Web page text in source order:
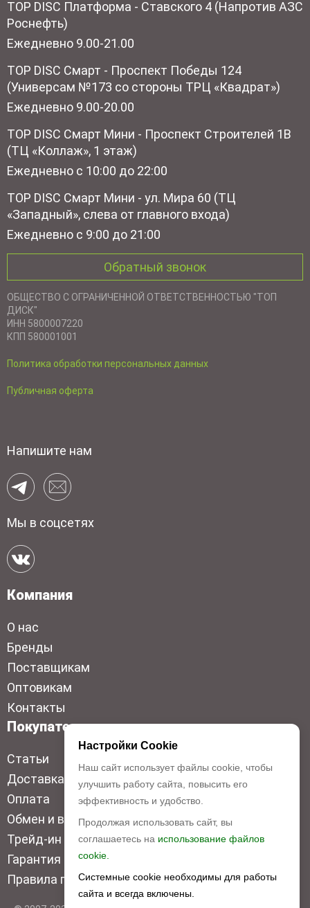
TOP DISC Платформа - Ставского 4 (Напротив АЗС
Роснефть)
Ежедневно 9.00-21.00
TOP DISC Смарт - Проспект Победы 124
(Универсам №173 со стороны ТРЦ «Квадрат»)
Ежедневно 9.00-20.00
TOP DISC Смарт Мини - Проспект Строителей 1В
(ТЦ «Коллаж», 1 этаж)
Ежедневно с 10:00 до 22:00
TOP DISC Смарт Мини - ул. Мира 60 (ТЦ
«Западный», слева от главного входа)
Ежедневно с 9:00 до 21:00
Обратный звонок
ОБЩЕСТВО С ОГРАНИЧЕННОЙ ОТВЕТСТВЕННОСТЬЮ "ТОП
ДИСК"
ИНН 5800007220
КПП 580001001
Политика обработки персональных данных
Публичная оферта
Напишите нам
Мы в соцсетях
Компания
О нас
Бренды
Поставщикам
Оптовикам
Контакты
Покупателям
Статьи
Доставка
Оплата
Обмен и возврат
Трейд-ин
Гарантия низкой цены
Правила продажи
Настройки Cookie
Наш сайт использует файлы cookie, чтобы
улучшить работу сайта, повысить его
эффективность и удобство.
Продолжая использовать сайт, вы
соглашаетесь на использование файлов
cookie.
Системные cookie необходимы для работы
сайта и всегда включены.